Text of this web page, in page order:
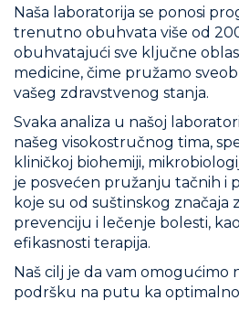
Naša laboratorija se ponosi
trenutno obuhvata više od
obuhvatajući sve ključne
medicine, čime pružamo
vašeg zdravstvenog stanja.
Svaka analiza u našoj
našeg visokostručnog tima,
kliničkoj biohemiji,
je posvećen pružanju tačnih i
koje su od suštinskog značaja
prevenciju i lečenje bolesti,
efikasnosti terapija.
Naš cilj je da vam
podršku na putu ka